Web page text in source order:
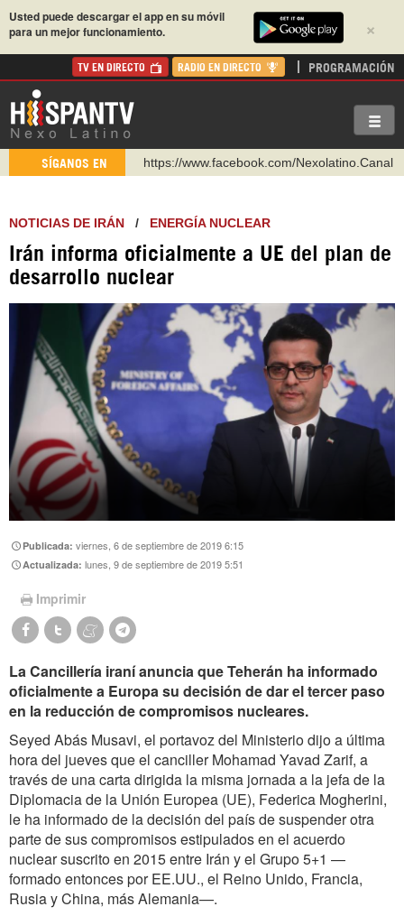
×
Usted puede descargar el app en su móvil
para un mejor funcionamiento.
TV EN DIRECTO RADIO EN DIRECTO PROGRAMACIÓN
SÍGANOS EN
https://www.facebook.com/Nexolatino.Canal
http://twitter.com/nexo_latino
https://t.me/hispantvcanal
https://urmedium.com/c/hispantv
Instagram como: hispan_tv
NOTICIAS DE IRÁN / ENERGÍA NUCLEAR
Irán informa oficialmente a UE del plan de
desarrollo nuclear
Publicada:viernes, 6 de septiembre de 2019 6:15
Actualizada:lunes, 9 de septiembre de 2019 5:51
Imprimir
La Cancillería iraní anuncia que Teherán ha informado
oficialmente a Europa su decisión de dar el tercer paso
en la reducción de compromisos nucleares.
Seyed Abás Musavi, el portavoz del Ministerio dijo a última
hora del jueves que el canciller Mohamad Yavad Zarif, a
través de una carta dirigida la misma jornada a la jefa de la
Diplomacia de la Unión Europea (UE), Federica Mogherini,
le ha informado de la decisión del país de suspender otra
parte de sus compromisos estipulados en el acuerdo
nuclear suscrito en 2015 entre Irán y el Grupo 5+1 —
formado entonces por EE.UU., el Reino Unido, Francia,
Rusia y China, más Alemania—.